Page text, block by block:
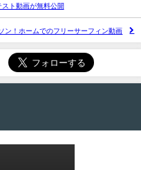
ト動画が無料公開
ン！ホームでのフリーサーフィン動画